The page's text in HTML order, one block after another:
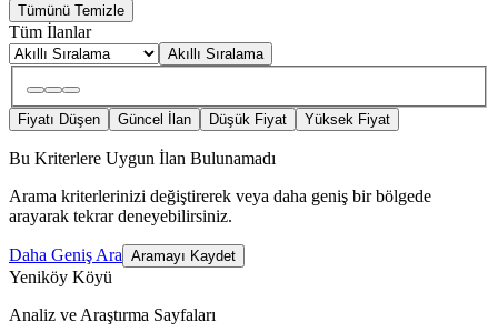
Tümünü Temizle
Tüm İlanlar
Akıllı Sıralama
Fiyatı Düşen Güncel İlan Düşük Fiyat Yüksek Fiyat
Bu Kriterlere Uygun İlan Bulunamadı
Arama kriterlerinizi değiştirerek veya daha geniş bir bölgede
arayarak tekrar deneyebilirsiniz.
Daha Geniş Ara Aramayı Kaydet
Yeniköy Köyü
Analiz ve Araştırma Sayfaları